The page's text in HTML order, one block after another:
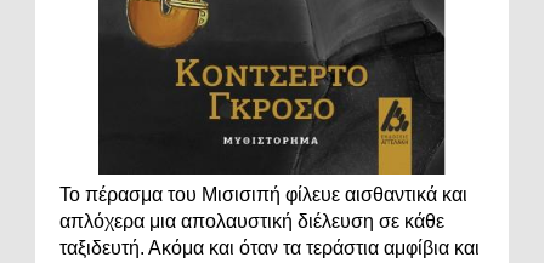
Το πέρασμα του Μισισιπή φίλευε αισθαντικά και
απλόχερα μια απολαυστική διέλευση σε κάθε
ταξιδευτή. Ακόμα και όταν τα τεράστια αμφίβια και